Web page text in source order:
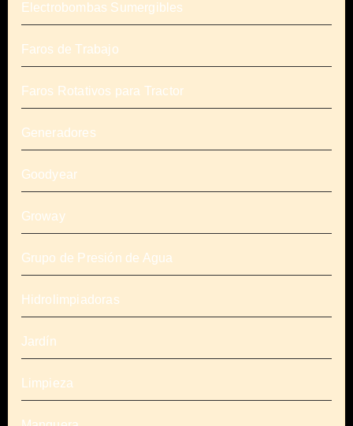
Electrobombas Sumergibles
Faros de Trabajo
Faros Rotativos para Tractor
Generadores
Goodyear
Groway
Grupo de Presión de Agua
Hidrolimpiadoras
Jardín
Limpieza